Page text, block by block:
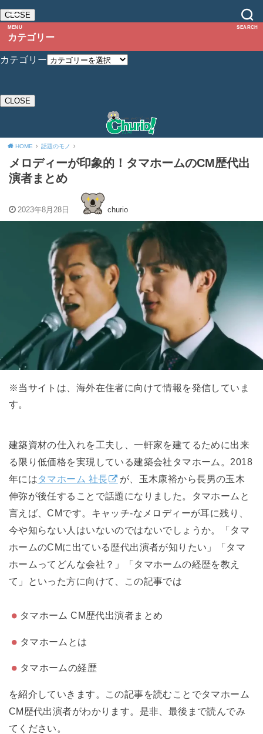
MENU
CLOSE
カテゴリー
カテゴリー
CLOSE
SEARCH
HOME 話題のモノ
メロディーが印象的！タマホームのCM歴代出
演者まとめ
2023年8月28日 churio
※当サイトは、海外在住者に向けて情報を発信していま
す。
建築資材の仕入れを工夫し、一軒家を建てるために出来
る限り低価格を実現している建築会社タマホーム。2018
年にはタマホーム 社長
が、玉木康裕から長男の玉木
伸弥が後任することで話題になりました。タマホームと
言えば、CMです。キャッチ-なメロディーが耳に残り、
今や知らない人はいないのではないでしょうか。「タマ
ホームのCMに出ている歴代出演者が知りたい」「タマ
ホームってどんな会社？」「タマホームの経歴を教え
て」といった方に向けて、この記事では
タマホーム CM歴代出演者まとめ
タマホームとは
タマホームの経歴
を紹介していきます。この記事を読むことでタマホーム
CM歴代出演者がわかります。是非、最後まで読んでみ
てください。